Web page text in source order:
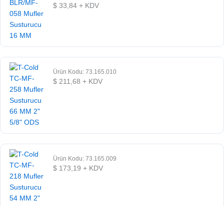
$ 33,84 + KDV
Ürün Kodu: 73.165.010
$ 211,68 + KDV
Ürün Kodu: 73.165.009
$ 173,19 + KDV